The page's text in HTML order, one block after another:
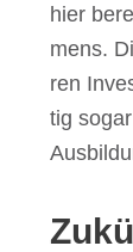
hier
mens.
ren
tig